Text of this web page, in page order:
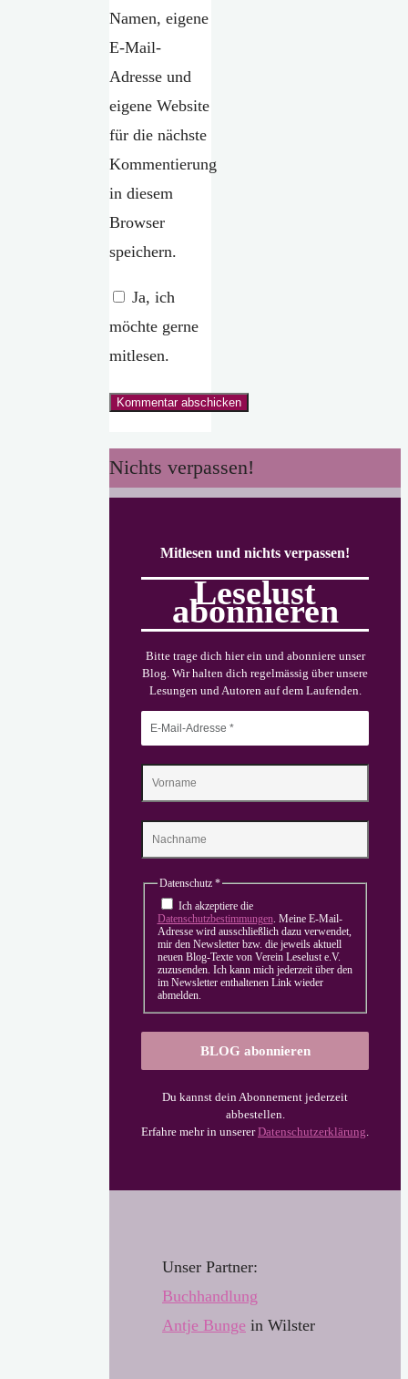
Namen, eigene
E-Mail-
Adresse und
eigene Website
für die nächste
Kommentierung
in diesem
Browser
speichern.
Ja, ich
möchte gerne
mitlesen.
Nichts verpassen!
Mitlesen und nichts verpassen!
Leselust
abonnieren
Bitte trage dich hier ein und abonniere unser
Blog. Wir halten dich regelmässig über unsere
Lesungen und Autoren auf dem Laufenden.
Datenschutz *
Ich akzeptiere die
Datenschutzbestimmungen. Meine E-Mail-
Adresse wird ausschließlich dazu verwendet,
mir den Newsletter bzw. die jeweils aktuell
neuen Blog-Texte von Verein Leselust e.V.
zuzusenden. Ich kann mich jederzeit über den
im Newsletter enthaltenen Link wieder
abmelden.
Du kannst dein Abonnement jederzeit
abbestellen.
Erfahre mehr in unsererDatenschutzerklärung.
Unser Partner:
Buchhandlung
Antje Bunge in Wilster